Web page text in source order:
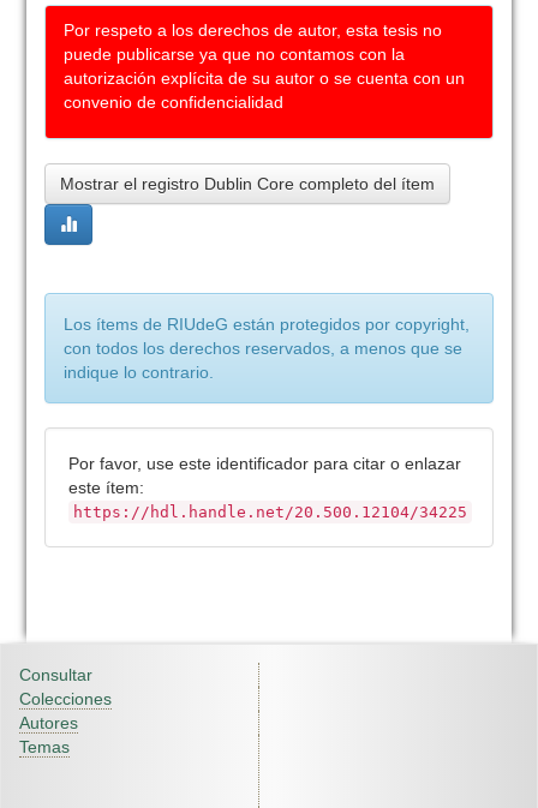
Por respeto a los derechos de autor, esta tesis no
puede publicarse ya que no contamos con la
autorización explícita de su autor o se cuenta con un
convenio de confidencialidad
Mostrar el registro Dublin Core completo del ítem
Los ítems de RIUdeG están protegidos por copyright,
con todos los derechos reservados, a menos que se
indique lo contrario.
Por favor, use este identificador para citar o enlazar
este ítem:
https://hdl.handle.net/20.500.12104/34225
Consultar
Colecciones
Autores
Temas